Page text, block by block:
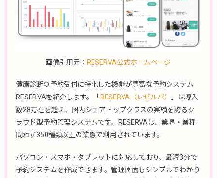
画像引用元： RESERVA公式ホームページ
健康診断の予約受付に特化した機能が豊富な予約システム
RESERVAを紹介します。「 RESERVA（レゼルバ）
」は導入
数28万社を超え、国内シェアトップクラスの実績を誇るク
ラウド型予約管理システムです。RESERVAは、業界・業種
問わず350種類以上の業態で利用されています。
パソコン・スマホ・タブレットに対応しており、最短3分で
予約システムを作成できます。管理画面もシンプルでわかり